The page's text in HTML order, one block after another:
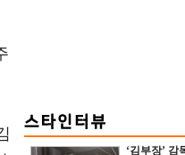
‘김부장’ 감